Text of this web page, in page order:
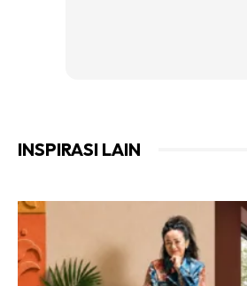
dia tidak siapkan padahal saya sudah
satu pun kerja yang siap,” katanya.
Paling Chef Wan kesal adalah
terbabit atas dasar ihsan untuk
INSPIRASI LAIN